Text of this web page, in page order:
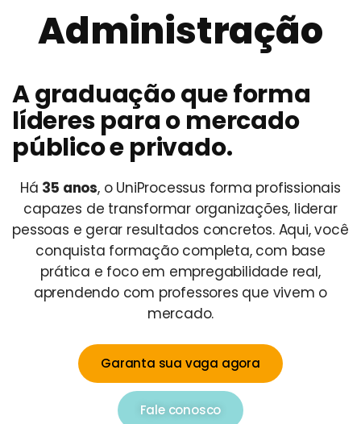
Administração
A graduação que forma
líderes para o mercado
público e privado.
Há 35 anos, o UniProcessus forma profissionais
capazes de transformar organizações, liderar
pessoas e gerar resultados concretos. Aqui, você
conquista formação completa, com base
prática e foco em empregabilidade real,
aprendendo com professores que vivem o
mercado.
Garanta sua vaga agora
Fale conosco